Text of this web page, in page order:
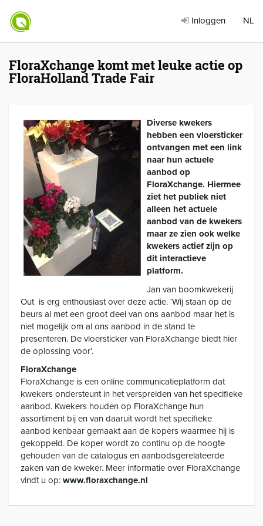
Inloggen NL
FloraXchange komt met leuke actie op
FloraHolland Trade Fair
Diverse kwekers
hebben een vloersticker
ontvangen met een link
naar hun actuele
aanbod op
FloraXchange. Hiermee
ziet het publiek niet
alleen het actuele
aanbod van de kwekers
maar ze zien ook welke
kwekers actief zijn op
dit interactieve
platform.
Jan van boomkwekerij
Out is erg enthousiast over deze actie. ‘Wij staan op de
beurs al met een groot deel van ons aanbod maar het is
niet mogelijk om al ons aanbod in de stand te
presenteren. De vloersticker van FloraXchange biedt hier
de oplossing voor’.
FloraXchange
FloraXchange is een online communicatieplatform dat
kwekers ondersteunt in het verspreiden van het specifieke
aanbod. Kwekers houden op FloraXchange hun
assortiment bij en van daaruit wordt het specifieke
aanbod kenbaar gemaakt aan de kopers waarmee hij is
gekoppeld. De koper wordt zo continu op de hoogte
gehouden van de catalogus en aanbodsgerelateerde
zaken van de kweker. Meer informatie over FloraXchange
vindt u op: www.floraxchange.nl